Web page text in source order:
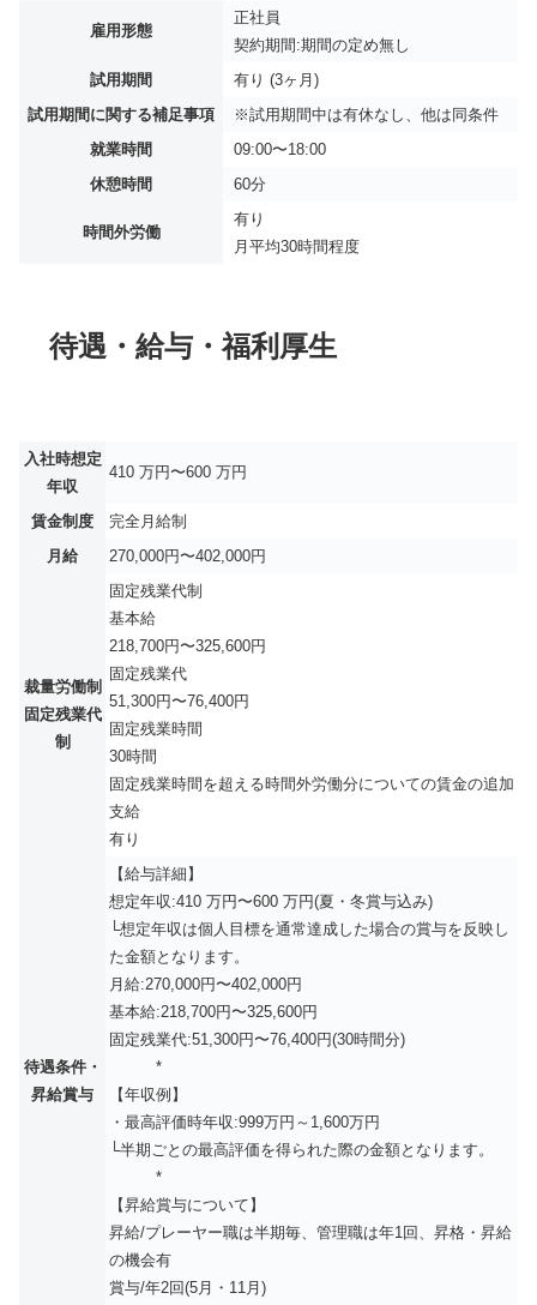
雇用形態
正社員
契約期間:期間の定め無し
試用期間
有り (3ヶ月)
試用期間に関する補足事項
※試用期間中は有休なし、他は同条件
就業時間
09:00〜18:00
休憩時間
60分
時間外労働
有り
月平均30時間程度
待遇・給与・福利厚生
入社時想定
年収
410 万円〜600 万円
賃金制度
完全月給制
月給
270,000円〜402,000円
裁量労働制
固定残業代
制
固定残業代制
基本給
218,700円〜325,600円
固定残業代
51,300円〜76,400円
固定残業時間
30時間
固定残業時間を超える時間外労働分についての賃金の追加
支給
有り
待遇条件・
昇給賞与
【給与詳細】
想定年収:410 万円〜600 万円(夏・冬賞与込み)
└想定年収は個人目標を通常達成した場合の賞与を反映し
た金額となります。
月給:270,000円〜402,000円
基本給:218,700円〜325,600円
固定残業代:51,300円〜76,400円(30時間分)
*
【年収例】
・最高評価時年収:999万円～1,600万円
└半期ごとの最高評価を得られた際の金額となります。
*
【昇給賞与について】
昇給/プレーヤー職は半期毎、管理職は年1回、昇格・昇給
の機会有
賞与/年2回(5月・11月)